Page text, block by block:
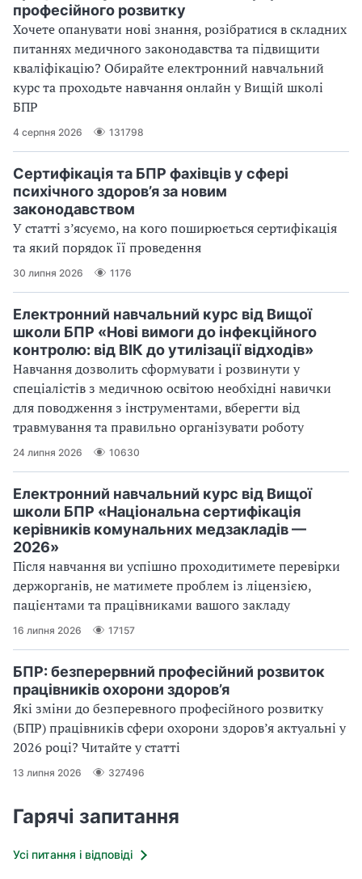
професійного розвитку
Хочете опанувати нові знання, розібратися в складних
питаннях медичного законодавства та підвищити
кваліфікацію? Обирайте електронний навчальний
курс та проходьте навчання онлайн у Вищій школі
БПР
4 серпня 2026 131798
Сертифікація та БПР фахівців у сфері
психічного здоров’я за новим
законодавством
У статті з’ясуємо, на кого поширюється сертифікація
та який порядок її проведення
30 липня 2026 1176
Електронний навчальний курс від Вищої
школи БПР «Нові вимоги до інфекційного
контролю: від ВІК до утилізації відходів»
Навчання дозволить сформувати і розвинути у
спеціалістів з медичною освітою необхідні навички
для поводження з інструментами, вберегти від
травмування та правильно організувати роботу
24 липня 2026 10630
Електронний навчальний курс від Вищої
школи БПР «Національна сертифікація
керівників комунальних медзакладів —
2026»
Після навчання ви успішно проходитимете перевірки
держорганів, не матимете проблем із ліцензією,
пацієнтами та працівниками вашого закладу
16 липня 2026 17157
БПР: безперервний професійний розвиток
працівників охорони здоров’я
Які зміни до безперевного професійного розвитку
(БПР) працівників сфери охорони здоров’я актуальні у
2026 році? Читайте у статті
13 липня 2026 327496
Гарячі запитання
Усі питання і відповіді